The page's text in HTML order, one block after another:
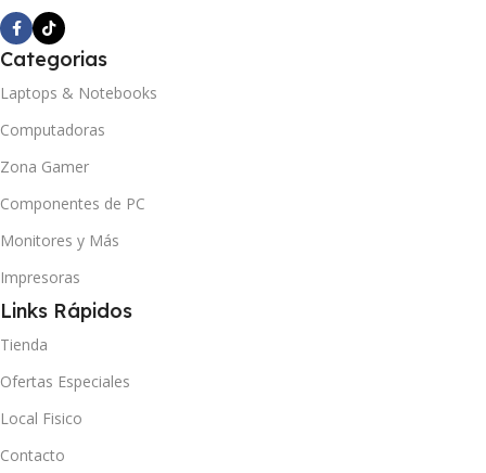
Categorias
Laptops & Notebooks
Computadoras
Zona Gamer
Componentes de PC
Monitores y Más
Impresoras
Links Rápidos
Tienda
Ofertas Especiales
Local Fisico
Contacto